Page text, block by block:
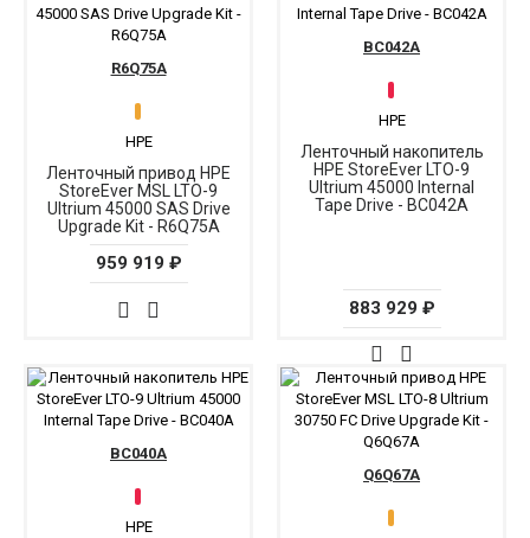
Ленточный привод HPE
StoreEver MSL LTO-9
Ultrium 45000 SAS Drive
Upgrade Kit - R6Q75A
HPE
R6Q75A
959 919 ₽
Ленточный накопитель
HPE StoreEver LTO-9
Ultrium 45000 Internal
Tape Drive - BC042A
HPE
BC042A
883 929 ₽
HPE
BC040A
Q6Q67A